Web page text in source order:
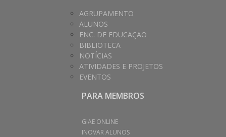
AGRUPAMENTO
ALUNOS
ENC. DE EDUCAÇÃO
BIBLIOTECA
NOTÍCIAS
ATIVIDADES E PROJETOS
EVENTOS
PARA MEMBROS
GIAE ONLINE
INOVAR ALUNOS